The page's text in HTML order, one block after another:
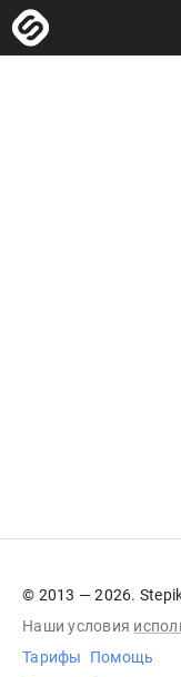
© 2013 — 2026.
Наши условия
Тарифы
Помощь